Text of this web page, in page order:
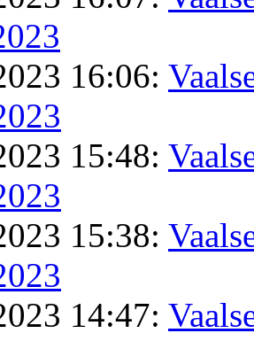
16:06:
15:48:
15:38:
14:47: